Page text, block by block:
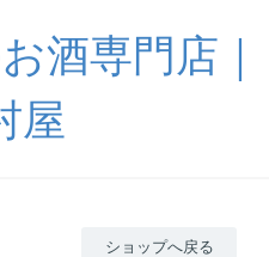
酒専門店｜
屋
ショップへ戻る